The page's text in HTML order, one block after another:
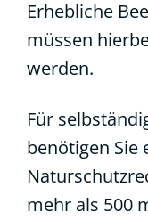
Erhebliche
müssen
werden.
Für
benötigen Sie
mehr als 500